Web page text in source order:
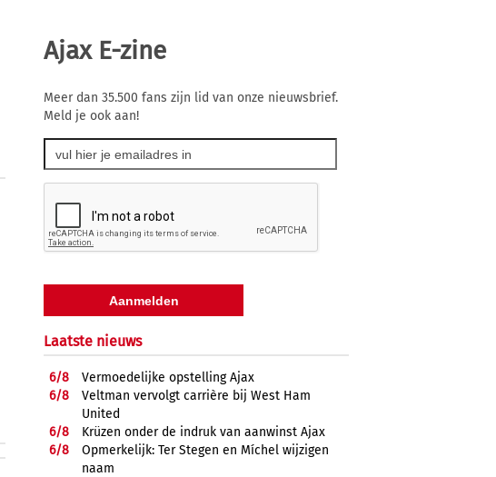
Ajax E-zine
Meer dan 35.500 fans zijn lid van onze nieuwsbrief.
Meld je ook aan!
Laatste nieuws
6/8
Vermoedelijke opstelling Ajax
6/8
Veltman vervolgt carrière bij West Ham
United
6/8
Krüzen onder de indruk van aanwinst Ajax
6/8
Opmerkelijk: Ter Stegen en Míchel wijzigen
naam